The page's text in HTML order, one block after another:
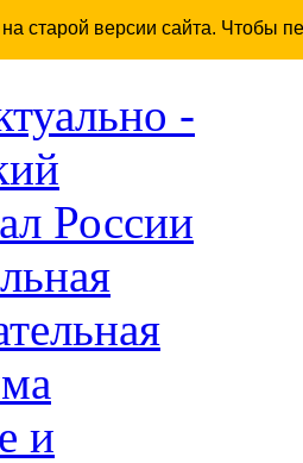
старой версии сайта. Чтобы
-
России
и